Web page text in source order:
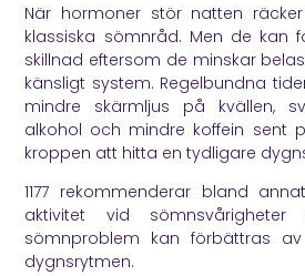
När hormoner stör natten
klassiska sömnråd. Men de kan
skillnad eftersom de minskar
känsligt system. Regelbundna
mindre skärmljus på kvällen,
alkohol och mindre koffein sent
kroppen att hitta en tydligare
1177 rekommenderar bland
aktivitet vid
sömnproblem kan förbättras
dygnsrytmen.